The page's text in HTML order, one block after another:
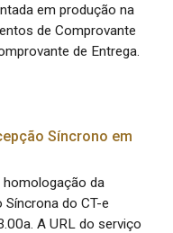
em produção na
de Comprovante
de Entrega.
Síncrono em
homologação da
Síncrona do CT-e
A URL do serviço